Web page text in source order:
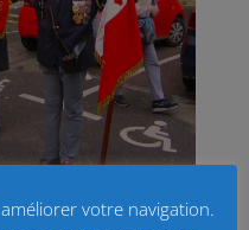
votre navigation.